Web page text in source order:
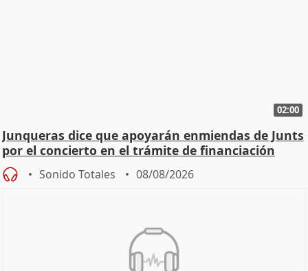
02:00
Junqueras dice que apoyarán enmiendas de Junts
por el concierto en el trámite de financiación
Sonido Totales 08/08/2026